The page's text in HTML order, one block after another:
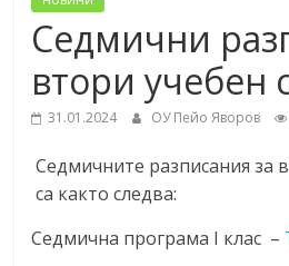
Седмични
втори учебен
31.01.2024 ОУ Пейо Яворов
Седмичните разписания за
са както следва:
Седмична програма I клас –